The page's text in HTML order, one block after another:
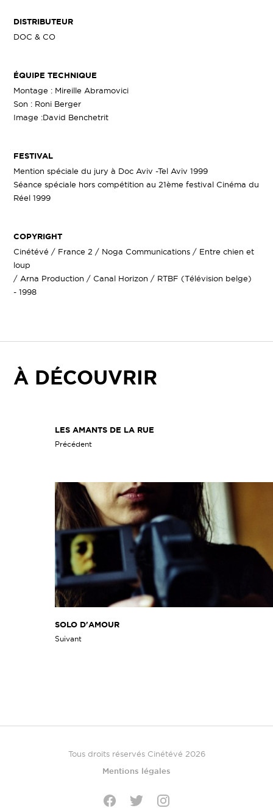
DISTRIBUTEUR
DOC & CO
ÉQUIPE TECHNIQUE
Montage : Mireille Abramovici
Son : Roni Berger
Image :David Benchetrit
FESTIVAL
Mention spéciale du jury à Doc Aviv -Tel Aviv 1999
Séance spéciale hors compétition au 21ème festival Cinéma du
Réel 1999
COPYRIGHT
Cinétévé / France 2 / Noga Communications / Entre chien et
loup
/ Arna Production / Canal Horizon / RTBF (Télévision belge)
- 1998
À DÉCOUVRIR
LES AMANTS DE LA RUE
Précédent
SOLO D'AMOUR
Suivant
Tous droits réservés Cinétévé 2026
Mentions légales